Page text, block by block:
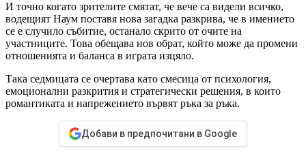
И точно когато зрителите смятат, че вече са видели всичко,
водещият Наум поставя нова загадка разкрива, че в имението
се е случило събитие, останало скрито от очите на
участниците. Това обещава нов обрат, който може да промени
отношенията и баланса в играта изцяло.
Така седмицата се очертава като смесица от психология,
емоционални разкрития и стратегически решения, в които
романтиката и напрежението вървят ръка за ръка.
Добави в предпочитани в Google